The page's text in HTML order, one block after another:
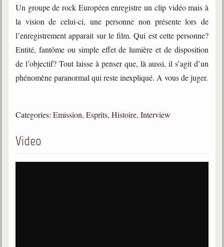
Newsletters
Sujets du mois
Citations
séance d'aide spirituelle
Diaporamas
Powerpoints
Enseignement
Un groupe de rock Européen enregistre un clip vidéo mais à
la vision de celui-ci, une personne non présente lors de
l’enregistrement apparait sur le film. Qui est cette personne?
Entité, fantôme ou simple effet de lumière et de disposition
de l’objectif? Tout laisse à penser que, là aussi, il s’agit d’un
phénomène paranormal qui reste inexpliqué. A vous de juger.
Categories: Emission, Esprits, Histoire, Interview
Video